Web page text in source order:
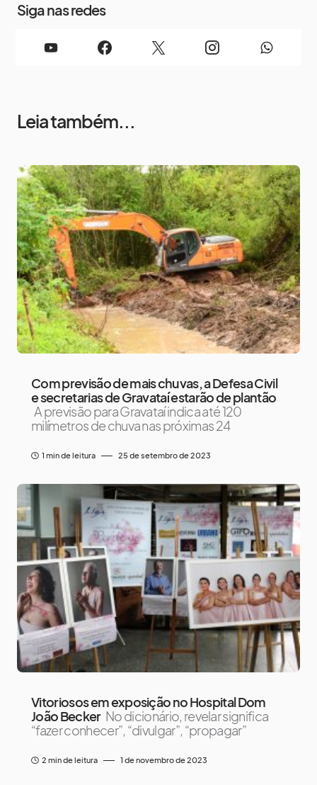
Siga nas redes
Leia também...
Com previsão de mais chuvas, a Defesa Civil
e secretarias de Gravataí estarão de plantão
A previsão para Gravataí indica até 120
milímetros de chuva nas próximas 24
1 min de leitura 25 de setembro de 2023
Vitoriosos em exposição no Hospital Dom
João Becker No dicionário, revelar significa
“fazer conhecer”, “divulgar”, “propagar”
2 min de leitura 1 de novembro de 2023